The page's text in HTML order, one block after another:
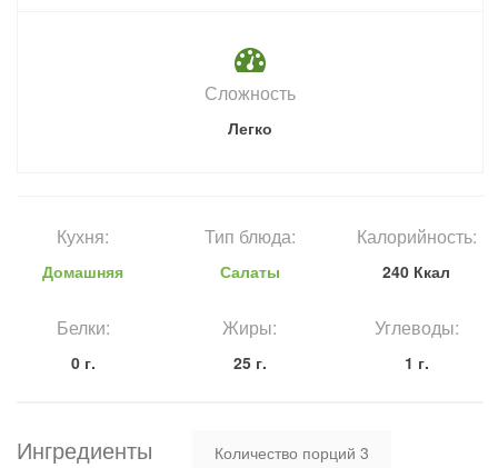
Сложность
Легко
Кухня:
Домашняя
Тип блюда:
Салаты
Калорийность:
240 Ккал
Белки:
0 г.
Жиры:
25 г.
Углеводы:
1 г.
Ингредиенты Количество порций 3